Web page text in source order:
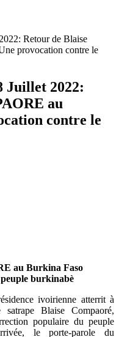
Retour de Blaise
provocation contre le
Juillet 2022:
au
contre le
au Burkina Faso
burkinabè
ivoirienne atterrit à
Blaise Compaoré,
populaire du peuple
le porte-parole du